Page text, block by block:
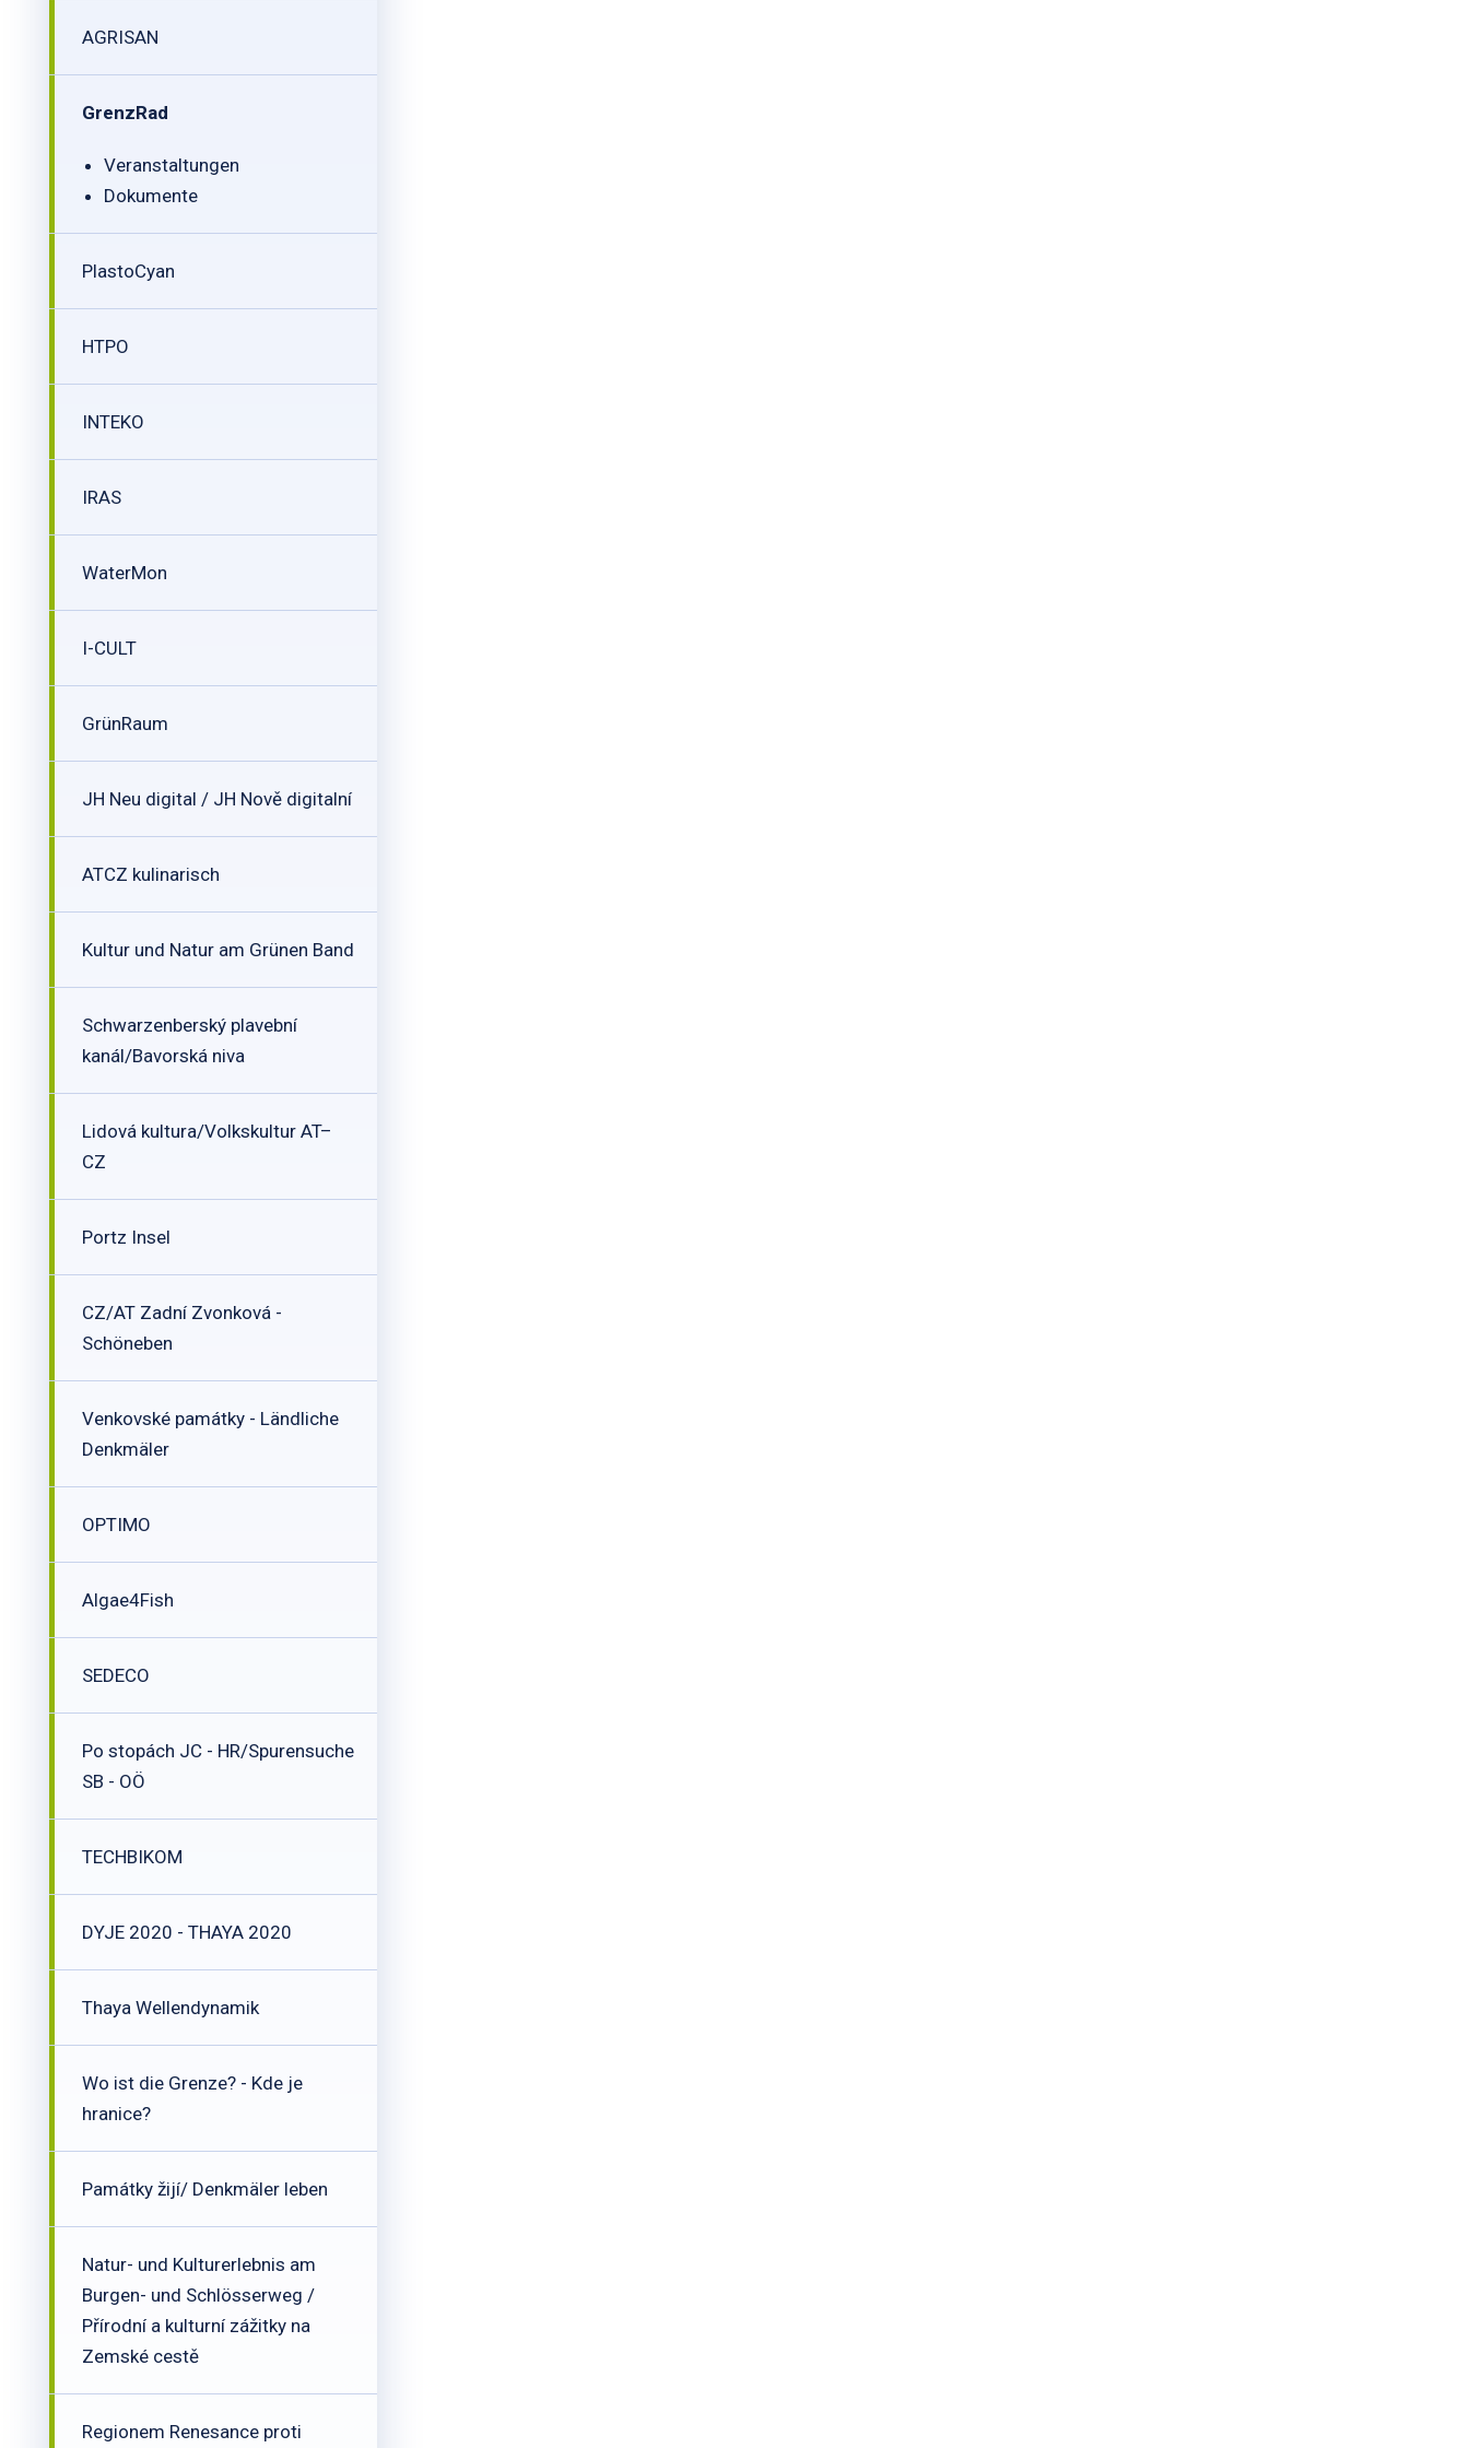
AGRISAN
GrenzRad
Veranstaltungen
Dokumente
PlastoCyan
HTPO
INTEKO
IRAS
WaterMon
I-CULT
GrünRaum
JH Neu digital / JH Nově digitalní
ATCZ kulinarisch
Kultur und Natur am Grünen Band
Schwarzenberský plavební
kanál/Bavorská niva
Lidová kultura/Volkskultur AT–
CZ
Portz Insel
CZ/AT Zadní Zvonková -
Schöneben
Venkovské památky - Ländliche
Denkmäler
OPTIMO
Algae4Fish
SEDECO
Po stopách JC - HR/Spurensuche
SB - OÖ
TECHBIKOM
DYJE 2020 - THAYA 2020
Thaya Wellendynamik
Wo ist die Grenze? - Kde je
hranice?
Památky žijí/ Denkmäler leben
Natur- und Kulturerlebnis am
Burgen- und Schlösserweg /
Přírodní a kulturní zážitky na
Zemské cestě
Regionem Renesance proti